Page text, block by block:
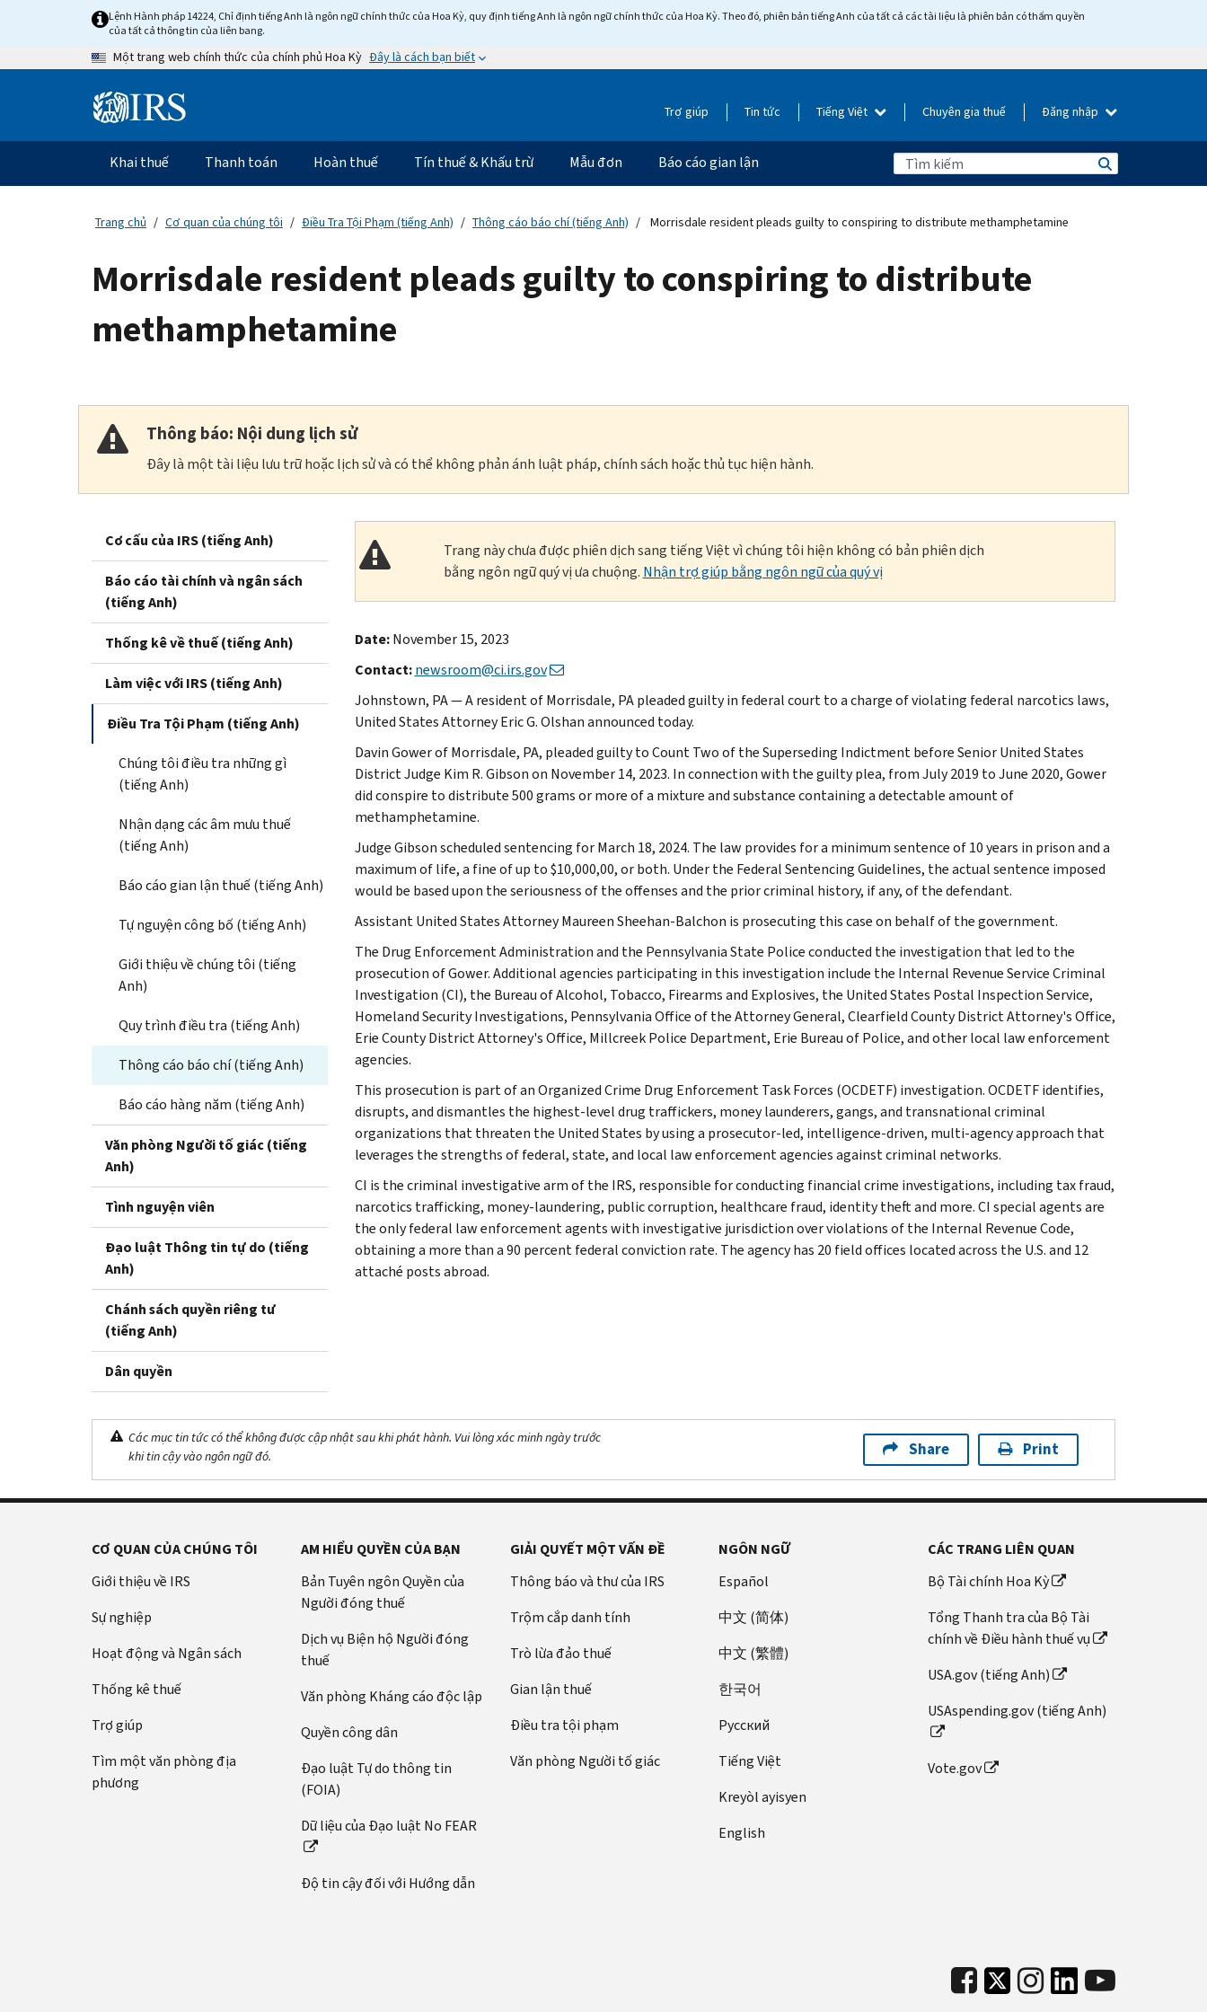
content
Lệnh Hành pháp 14224, Chỉ định tiếng Anh là ngôn ngữ chính thức của Hoa Kỳ, quy định tiếng Anh là ngôn ngữ chính thức của Hoa Kỳ. Theo đó, phiên bản tiếng Anh của tất cả các tài liệu là phiên bản có thẩm quyền
của tất cả thông tin của liên bang.
Một trang web chính thức của chính phủ Hoa Kỳ Đây là cách bạn biết
Information Trợ giúp Tin tức Tiếng Việt Chuyên gia thuế Đăng nhập
Điều
hướng
chính
Khai thuế Thanh toán Hoàn thuế Tín thuế & Khấu trừ Mẫu đơn Báo cáo gian lận
Trang chủ Cơ quan của chúng tôi Điều Tra Tội Phạm (tiếng Anh) Thông cáo báo chí (tiếng Anh) Morrisdale resident pleads guilty to conspiring to distribute methamphetamine
Morrisdale resident pleads guilty to conspiring to distribute
methamphetamine
Thông báo: Nội dung lịch sử
Đây là một tài liệu lưu trữ hoặc lịch sử và có thể không phản ánh luật pháp, chính sách hoặc thủ tục hiện hành.
Cơ cấu của IRS (tiếng Anh)
Báo cáo tài chính và ngân sách
(tiếng Anh)
Thống kê về thuế (tiếng Anh)
Làm việc với IRS (tiếng Anh)
Điều Tra Tội Phạm (tiếng Anh)
Chúng tôi điều tra những gì
(tiếng Anh)
Nhận dạng các âm mưu thuế
(tiếng Anh)
Báo cáo gian lận thuế (tiếng Anh)
Tự nguyện công bố (tiếng Anh)
Giới thiệu về chúng tôi (tiếng
Anh)
Quy trình điều tra (tiếng Anh)
Thông cáo báo chí (tiếng Anh)
Báo cáo hàng năm (tiếng Anh)
Văn phòng Người tố giác (tiếng
Anh)
Tình nguyện viên
Đạo luật Thông tin tự do (tiếng
Anh)
Chánh sách quyền riêng tư
(tiếng Anh)
Dân quyền
Trang này chưa được phiên dịch sang tiếng Việt vì chúng tôi hiện không có bản phiên dịch
bằng ngôn ngữ quý vị ưa chuộng. Nhận trợ giúp bằng ngôn ngữ của quý vị
Date:November 15, 2023
Contact:newsroom@ci.irs.gov
Johnstown, PA — A resident of Morrisdale, PA pleaded guilty in federal court to a charge of violating federal narcotics laws,
United States Attorney Eric G. Olshan announced today.
Davin Gower of Morrisdale, PA, pleaded guilty to Count Two of the Superseding Indictment before Senior United States
District Judge Kim R. Gibson on November 14, 2023. In connection with the guilty plea, from July 2019 to June 2020, Gower
did conspire to distribute 500 grams or more of a mixture and substance containing a detectable amount of
methamphetamine.
Judge Gibson scheduled sentencing for March 18, 2024. The law provides for a minimum sentence of 10 years in prison and a
maximum of life, a fine of up to $10,000,00, or both. Under the Federal Sentencing Guidelines, the actual sentence imposed
would be based upon the seriousness of the offenses and the prior criminal history, if any, of the defendant.
Assistant United States Attorney Maureen Sheehan-Balchon is prosecuting this case on behalf of the government.
The Drug Enforcement Administration and the Pennsylvania State Police conducted the investigation that led to the
prosecution of Gower. Additional agencies participating in this investigation include the Internal Revenue Service Criminal
Investigation (CI), the Bureau of Alcohol, Tobacco, Firearms and Explosives, the United States Postal Inspection Service,
Homeland Security Investigations, Pennsylvania Office of the Attorney General, Clearfield County District Attorney's Office,
Erie County District Attorney's Office, Millcreek Police Department, Erie Bureau of Police, and other local law enforcement
agencies.
This prosecution is part of an Organized Crime Drug Enforcement Task Forces (OCDETF) investigation. OCDETF identifies,
disrupts, and dismantles the highest-level drug traffickers, money launderers, gangs, and transnational criminal
organizations that threaten the United States by using a prosecutor-led, intelligence-driven, multi-agency approach that
leverages the strengths of federal, state, and local law enforcement agencies against criminal networks.
CI is the criminal investigative arm of the IRS, responsible for conducting financial crime investigations, including tax fraud,
narcotics trafficking, money-laundering, public corruption, healthcare fraud, identity theft and more. CI special agents are
the only federal law enforcement agents with investigative jurisdiction over violations of the Internal Revenue Code,
obtaining a more than a 90 percent federal conviction rate. The agency has 20 field offices located across the U.S. and 12
attaché posts abroad.
Các mục tin tức có thể không được cập nhật sau khi phát hành. Vui lòng xác minh ngày trước
khi tin cậy vào ngôn ngữ đó.
Share Print
CƠ QUAN CỦA CHÚNG TÔI
Giới thiệu về IRS
Sự nghiệp
Hoạt động và Ngân sách
Thống kê thuế
Trợ giúp
Tìm một văn phòng địa
phương
AM HIỂU QUYỀN CỦA BẠN
Bản Tuyên ngôn Quyền của
Người đóng thuế
Dịch vụ Biện hộ Người đóng
thuế
Văn phòng Kháng cáo độc lập
Quyền công dân
Đạo luật Tự do thông tin
(FOIA)
Dữ liệu của Đạo luật No FEAR
Độ tin cậy đối với Hướng dẫn
GIẢI QUYẾT MỘT VẤN ĐỀ
Thông báo và thư của IRS
Trộm cắp danh tính
Trò lừa đảo thuế
Gian lận thuế
Điều tra tội phạm
Văn phòng Người tố giác
NGÔN NGỮ
Español
中文 (简体)
中文 (繁體)
한국어
Pусский
Tiếng Việt
Kreyòl ayisyen
English
CÁC TRANG LIÊN QUAN
Bộ Tài chính Hoa Kỳ
Tổng Thanh tra của Bộ Tài
chính về Điều hành thuế vụ
USA.gov (tiếng Anh)
USAspending.gov (tiếng Anh)
Vote.gov